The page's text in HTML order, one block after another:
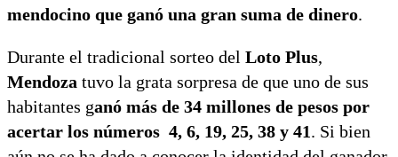
mendocino que ganó una gran suma de dinero.
Durante el tradicional sorteo del Loto Plus,
Mendoza tuvo la grata sorpresa de que uno de sus
habitantes ganó más de 34 millones de pesos por
acertar los números 4, 6, 19, 25, 38 y 41. Si bien